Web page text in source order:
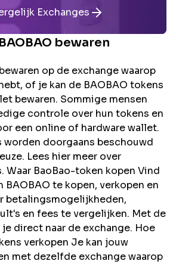
Exchanges
BAOBAO bewaren
op de exchange waarop
of je kan de BAOBAO tokens
bewaren. Sommige mensen
controle over hun tokens en
een online of hardware wallet.
worden doorgaans beschouwd
Lees hier meer over
Waar BaoBao-token kopen Vind
BAOBAO te kopen, verkopen en
betalingsmogelijkheden,
en fees te vergelijken. Met de
direct naar de exchange. Hoe
verkopen Je kan jouw
met dezelfde exchange waarop